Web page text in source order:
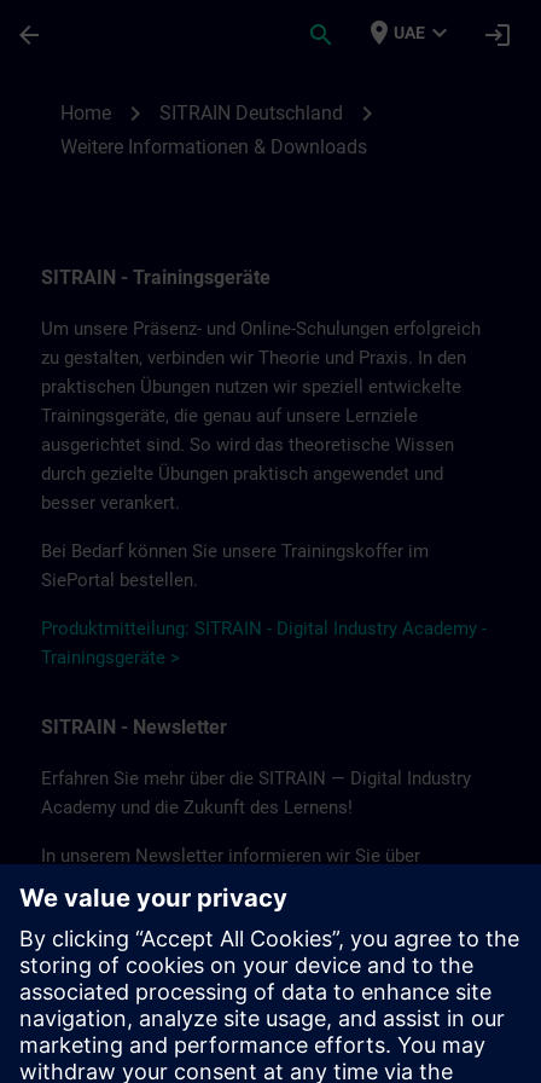
arrow_back search place UAE expand_more login
Home chevron_right SITRAIN Deutschland chevron_right
Weitere Informationen & Downloads
SITRAIN - Trainingsgeräte
Um unsere Präsenz- und Online-Schulungen erfolgreich
zu gestalten, verbinden wir Theorie und Praxis. In den
praktischen Übungen nutzen wir speziell entwickelte
Trainingsgeräte, die genau auf unsere Lernziele
ausgerichtet sind. So wird das theoretische Wissen
durch gezielte Übungen praktisch angewendet und
besser verankert.
Bei Bedarf können Sie unsere Trainingskoffer im
SiePortal bestellen.
Produktmitteilung: SITRAIN - Digital Industry Academy -
Trainingsgeräte >
SITRAIN - Newsletter
Erfahren Sie mehr über die SITRAIN — Digital Industry
Academy und die Zukunft des Lernens!
In unserem Newsletter informieren wir Sie über
Neuigkeiten und Trends, Erfolgsgeschichten sowie
aktuelle Angebote und Kurse.
Abonnieren Sie noch heute unseren Newsletter und
bleiben Sie auf dem Laufenden!
(Nur auf Deutsch verfügbar.)
Newsletter abonnieren >